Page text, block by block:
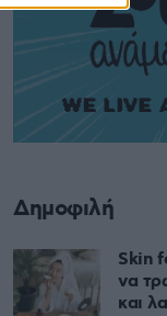
Δημοφιλή
Skin
να
και